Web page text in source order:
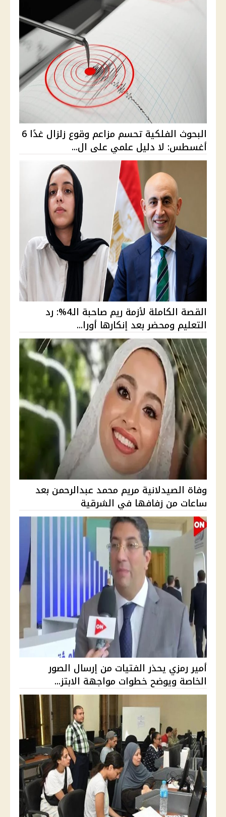
البحوث الفلكية تحسم مزاعم وقوع زلزال غدًا 6
أغسطس: لا دليل علمي على ال...
القصة الكاملة لأزمة ريم صاحبة الـ4%: رد
التعليم ومحضر بعد إنكارها أورا...
وفاة الصيدلانية مريم محمد عبدالرحمن بعد
ساعات من زفافها في الشرقية
أمير رمزي يحذر الفتيات من إرسال الصور
الخاصة ويوضح خطوات مواجهة الابتز...